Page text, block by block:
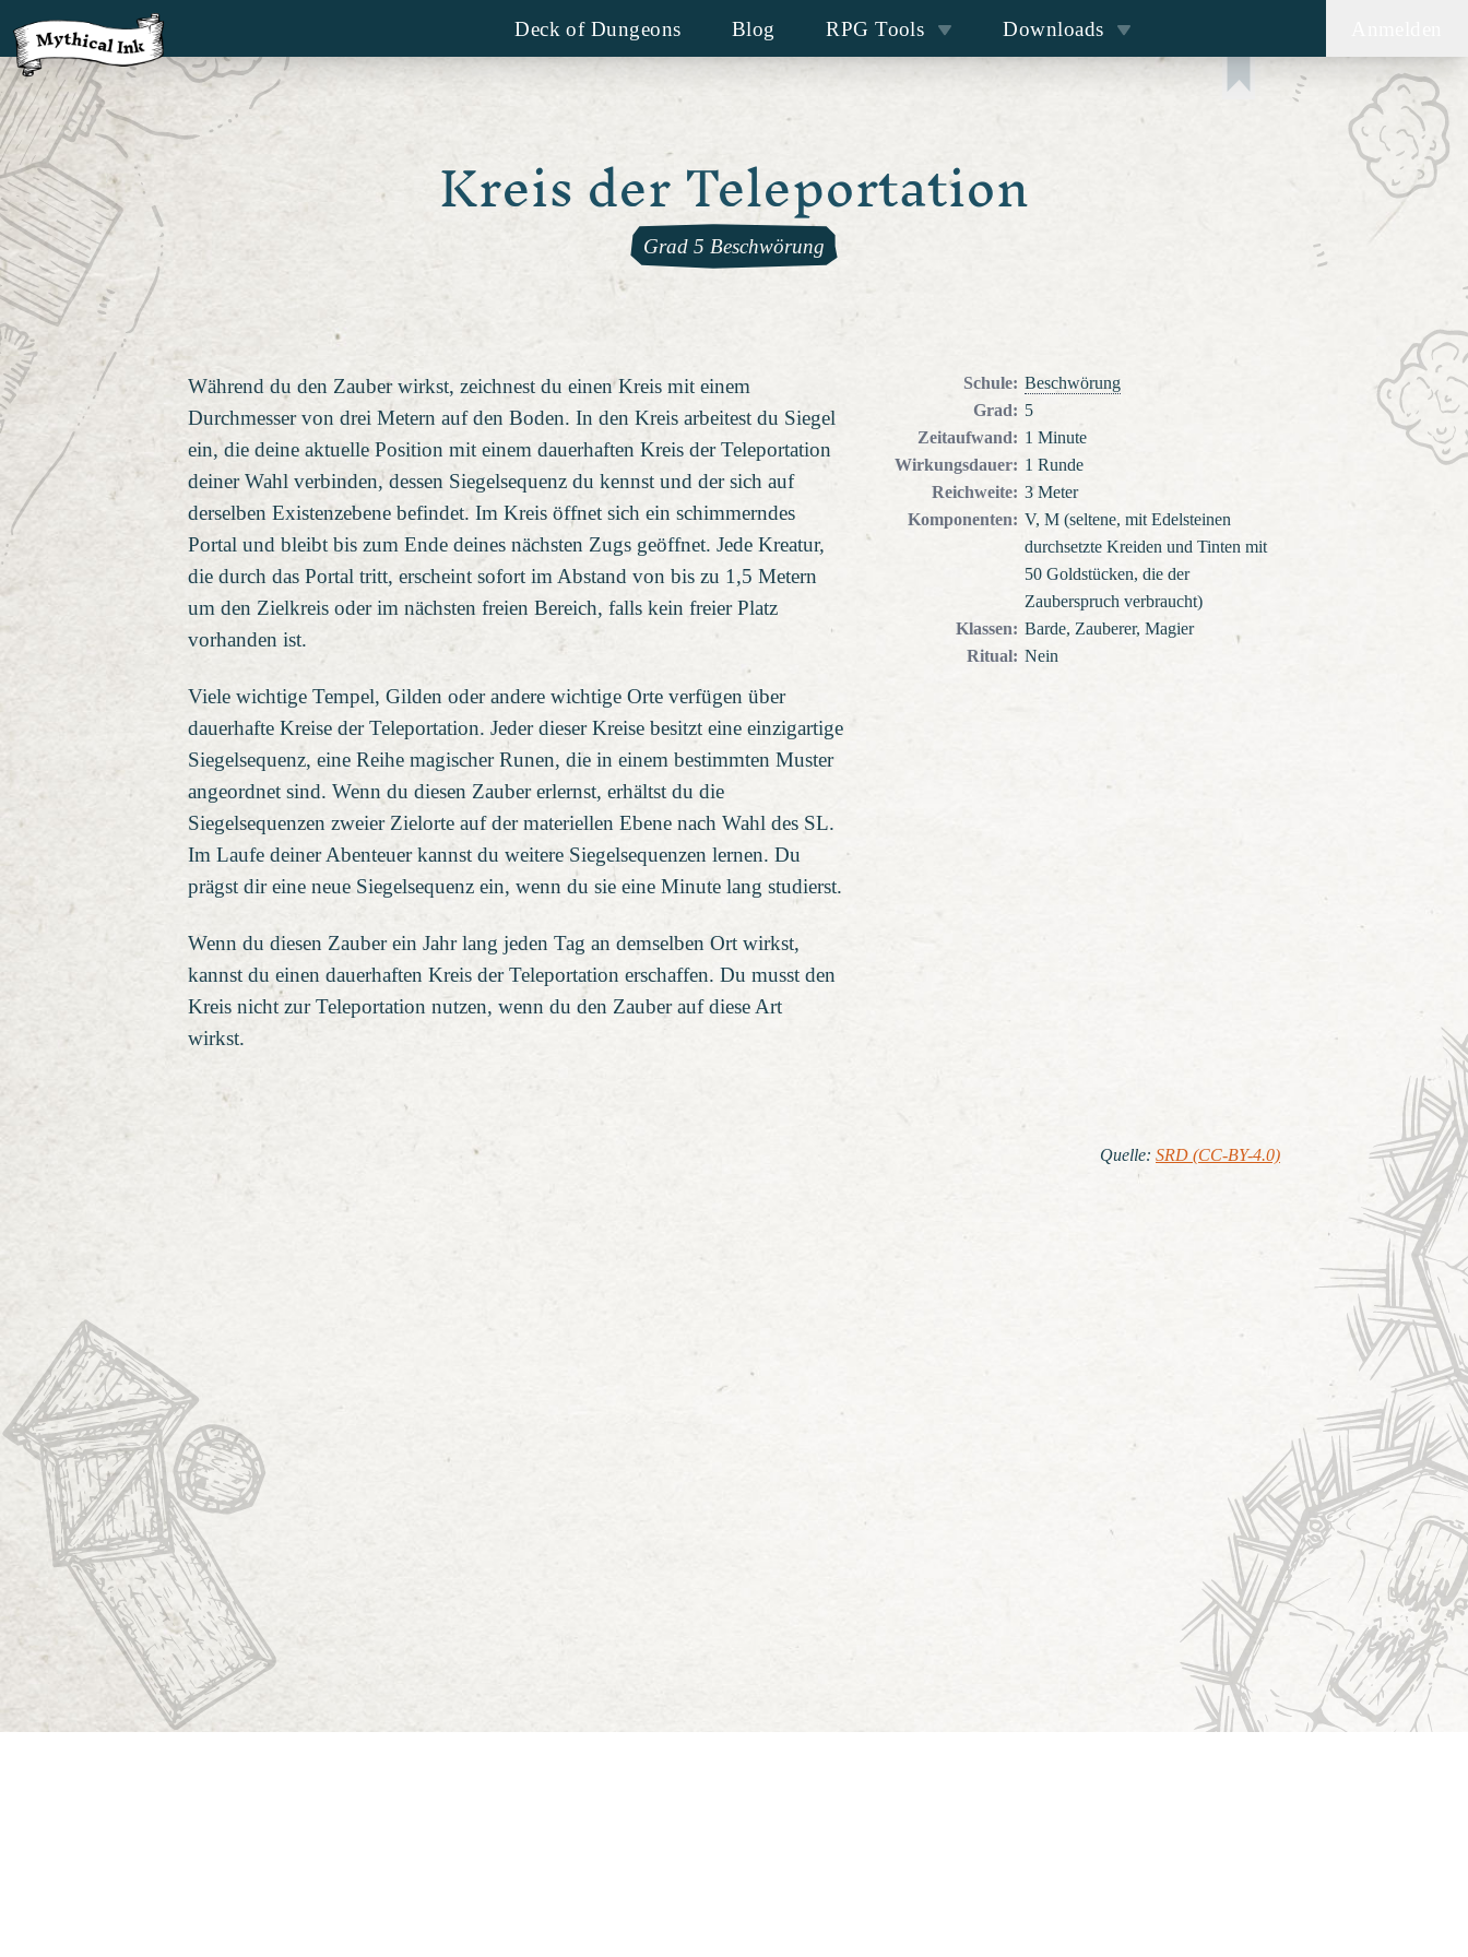
Deck of Dungeons Blog RPG Tools Downloads
Kreis der Teleportation
Grad 5 Beschwörung
Während du den Zauber wirkst, zeichnest du einen Kreis mit einem
Durchmesser von drei Metern auf den Boden. In den Kreis arbeitest du Siegel
ein, die deine aktuelle Position mit einem dauerhaften Kreis der Teleportation
deiner Wahl verbinden, dessen Siegelsequenz du kennst und der sich auf
derselben Existenzebene befindet. Im Kreis öffnet sich ein schimmerndes
Portal und bleibt bis zum Ende deines nächsten Zugs geöffnet. Jede Kreatur,
die durch das Portal tritt, erscheint sofort im Abstand von bis zu 1,5 Metern
um den Zielkreis oder im nächsten freien Bereich, falls kein freier Platz
vorhanden ist.
Viele wichtige Tempel, Gilden oder andere wichtige Orte verfügen über
dauerhafte Kreise der Teleportation. Jeder dieser Kreise besitzt eine einzigartige
Siegelsequenz, eine Reihe magischer Runen, die in einem bestimmten Muster
angeordnet sind. Wenn du diesen Zauber erlernst, erhältst du die
Siegelsequenzen zweier Zielorte auf der materiellen Ebene nach Wahl des SL.
Im Laufe deiner Abenteuer kannst du weitere Siegelsequenzen lernen. Du
prägst dir eine neue Siegelsequenz ein, wenn du sie eine Minute lang studierst.
Wenn du diesen Zauber ein Jahr lang jeden Tag an demselben Ort wirkst,
kannst du einen dauerhaften Kreis der Teleportation erschaffen. Du musst den
Kreis nicht zur Teleportation nutzen, wenn du den Zauber auf diese Art
wirkst.
Schule: Beschwörung
Grad: 5
Zeitaufwand: 1 Minute
Wirkungsdauer: 1 Runde
Reichweite: 3 Meter
Komponenten: V, M (seltene, mit Edelsteinen
durchsetzte Kreiden und Tinten mit
50 Goldstücken, die der
Zauberspruch verbraucht)
Klassen: Barde, Zauberer, Magier
Ritual: Nein
Quelle: SRD (CC-BY-4.0)